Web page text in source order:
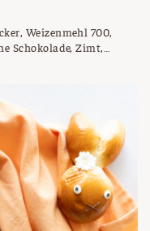
Weizenmehl 700,
Schokolade, Zimt,